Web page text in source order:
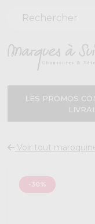
LES PROMOS
Voir tout
-30%